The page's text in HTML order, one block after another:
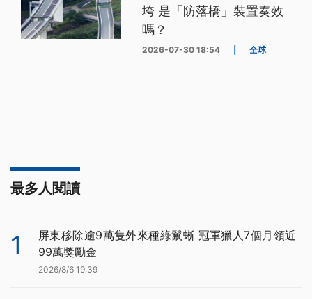
垮 是「防落橋」裝置奏效
嗎？
2026-07-30 18:54 全球
最多人閱讀
1
屏東移除逾9萬隻外來種綠鬣蜥 冠軍獵人7個月領近
99萬獎勵金
2026/8/6 19:39